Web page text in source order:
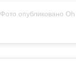
Фото опубликовано